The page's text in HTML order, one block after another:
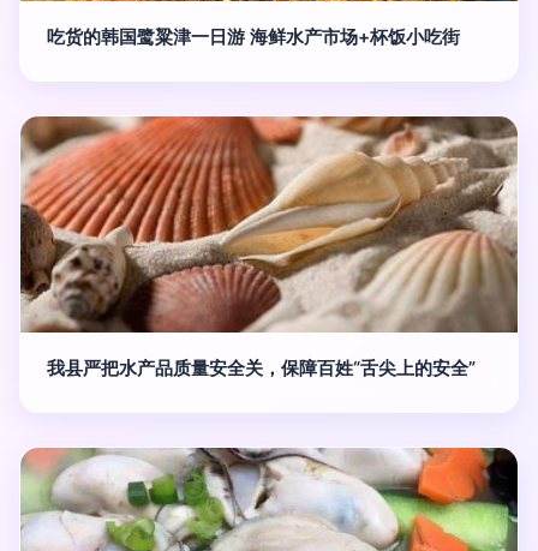
吃货的韩国鹭粱津一日游 海鲜水产市场+杯饭小吃街
我县严把水产品质量安全关，保障百姓“舌尖上的安全”